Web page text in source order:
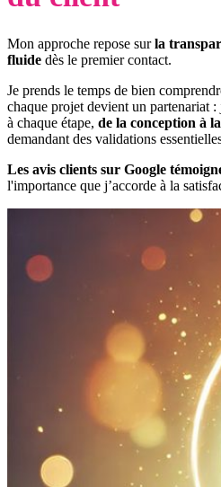
Mon approche repose surla
fluide dès le premier contact.
Je prends le temps de bien
chaque projet devient un partenariat
à chaque étape, de la conception à
demandant des validations
Les avis clients sur Google
l'importance que j’accorde à la